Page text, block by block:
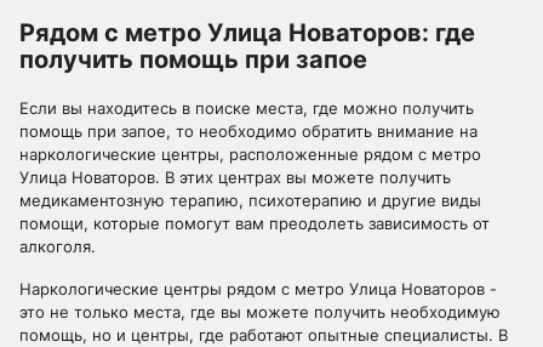
Рядом с метро Улица Новаторов: где
получить помощь при запое
Если вы находитесь в поиске места, где можно получить
помощь при запое, то необходимо обратить внимание на
наркологические центры, расположенные рядом с метро
Улица Новаторов. В этих центрах вы можете получить
медикаментозную терапию, психотерапию и другие виды
помощи, которые помогут вам преодолеть зависимость от
алкоголя.
Наркологические центры рядом с метро Улица Новаторов -
это не только места, где вы можете получить необходимую
помощь, но и центры, где работают опытные специалисты. В